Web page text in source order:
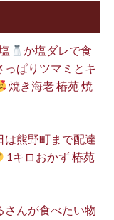
か塩ダレで食
っぱりツマミとキ
焼き海老 椿苑 焼
は熊野町まで配達
1キロおかず 椿苑
さんが食べたい物